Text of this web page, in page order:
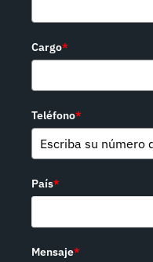
Cargo*
Teléfono*
País*
Mensaje*